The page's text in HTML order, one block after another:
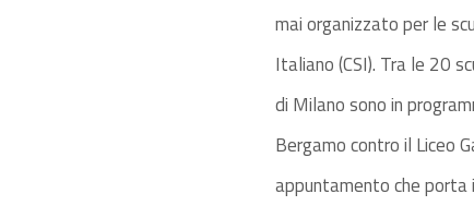
mai organizzato per le
Italiano (CSI). Tra le 20
di Milano sono in
Bergamo contro il Liceo
appuntamento che porta